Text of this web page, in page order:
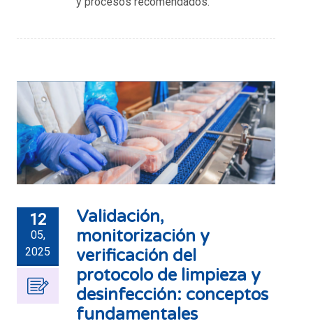
12
05,
2025
Validación,
monitorización y
verificación del
protocolo de limpieza y
desinfección: conceptos
fundamentales